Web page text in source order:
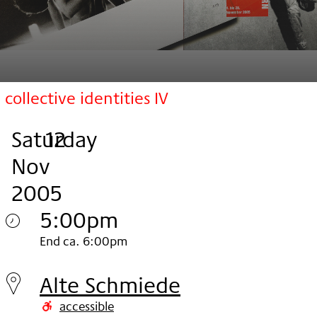
collective identities IV
Saturday
, 12
.
Nov
2005
.
5:00pm
Saturday
12.
Nov
End ca. 6:00pm
Alte Schmiede
accessible